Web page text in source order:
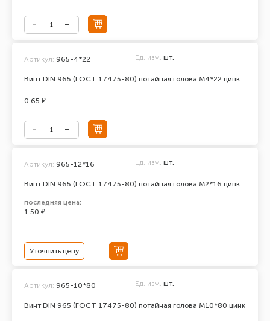
Винт DIN 965 (ГОСТ 17475-80) потайная голова М4*22 цинк
Артикул: 965-4*22 Ед. изм. шт.
0.65 ₽
Винт DIN 965 (ГОСТ 17475-80) потайная голова М2*16 цинк
Артикул: 965-12*16 Ед. изм. шт.
последняя цена:
1.50 ₽
Уточнить цену
Винт DIN 965 (ГОСТ 17475-80) потайная голова М10*80 цинк
Артикул: 965-10*80 Ед. изм. шт.